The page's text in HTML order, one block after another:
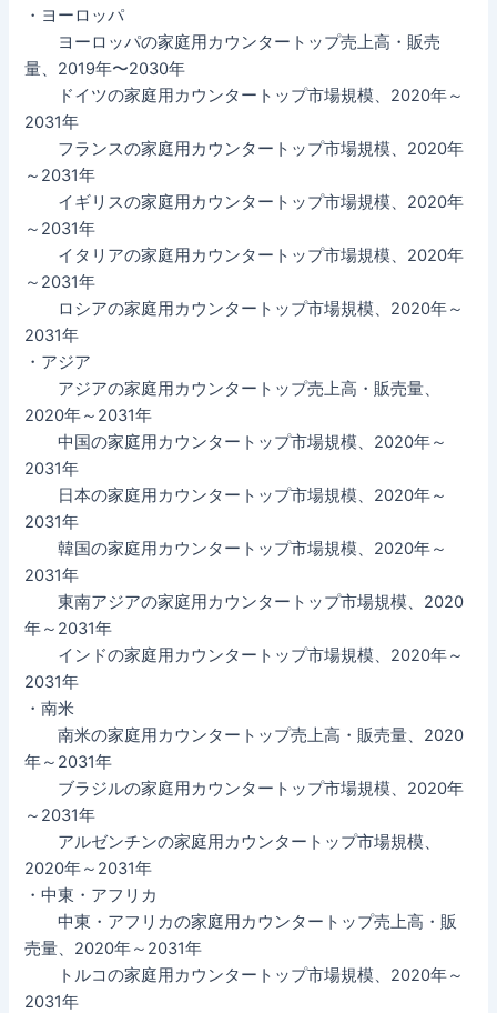
・ヨーロッパ
ヨーロッパの家庭用カウンタートップ売上高・販売
量、2019年〜2030年
ドイツの家庭用カウンタートップ市場規模、2020年～
2031年
フランスの家庭用カウンタートップ市場規模、2020年
～2031年
イギリスの家庭用カウンタートップ市場規模、2020年
～2031年
イタリアの家庭用カウンタートップ市場規模、2020年
～2031年
ロシアの家庭用カウンタートップ市場規模、2020年～
2031年
・アジア
アジアの家庭用カウンタートップ売上高・販売量、
2020年～2031年
中国の家庭用カウンタートップ市場規模、2020年～
2031年
日本の家庭用カウンタートップ市場規模、2020年～
2031年
韓国の家庭用カウンタートップ市場規模、2020年～
2031年
東南アジアの家庭用カウンタートップ市場規模、2020
年～2031年
インドの家庭用カウンタートップ市場規模、2020年～
2031年
・南米
南米の家庭用カウンタートップ売上高・販売量、2020
年～2031年
ブラジルの家庭用カウンタートップ市場規模、2020年
～2031年
アルゼンチンの家庭用カウンタートップ市場規模、
2020年～2031年
・中東・アフリカ
中東・アフリカの家庭用カウンタートップ売上高・販
売量、2020年～2031年
トルコの家庭用カウンタートップ市場規模、2020年～
2031年